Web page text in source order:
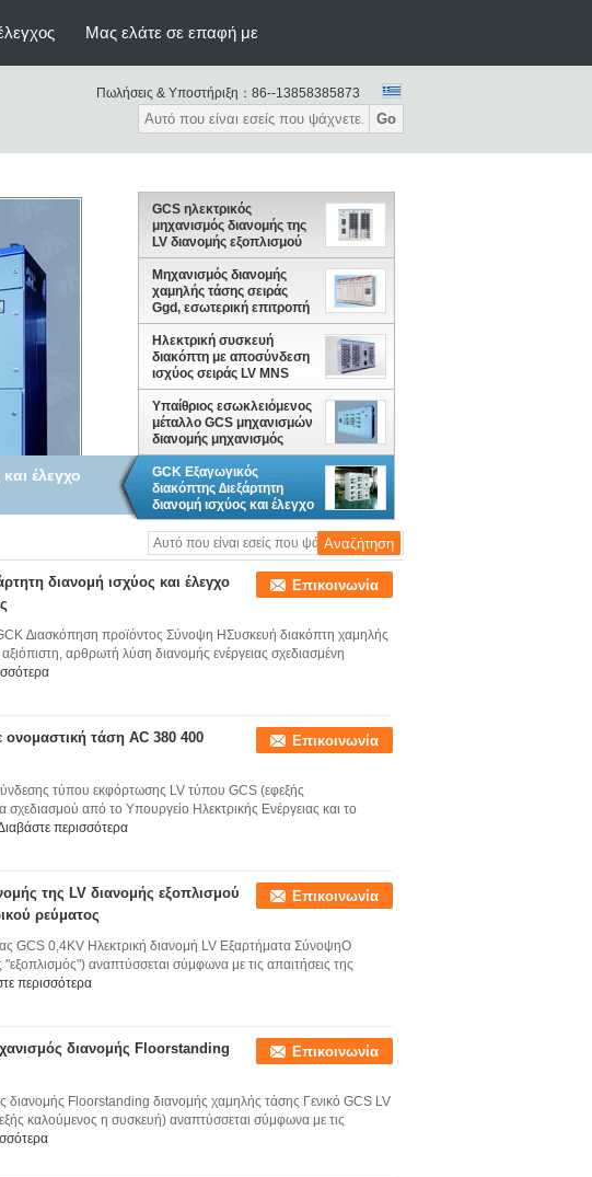
Μας ελάτε σε επαφή με
Πωλήσεις & Υποστήριξη： 86--13858385873
Go
έλεγχο
GCS ηλεκτρικός
μηχανισμός διανομής της
LV διανομής εξοπλισμού
0.4KV σταθμών
παραγωγής ηλεκτρικού
ρεύματος
Μηχανισμός διανομής
χαμηλής τάσης σειράς
Ggd, εσωτερική επιτροπή
διανομής ισχύος
Ηλεκτρική συσκευή
διακόπτη με αποσύνδεση
ισχύος σειράς LV MNS
Υπαίθριος εσωκλειόμενος
μέταλλο GCS μηχανισμών
διανομής μηχανισμός
διανομής Drawout
χαμηλής τάσης
GCK Εξαγωγικός
διακόπτης ∆ιεξάρτητη
διανομή ισχύος και έλεγχο
κινητήρα για απαιτητικές
εφαρμογές
διανομή ισχύος και έλεγχο
Επικοινωνία
∆ιασκόπηση προϊόντος Σύνοψη ΗΣυσκευή διακόπτη χαμηλής
αξιόπιστη, αρθρωτή λύση διανομής ενέργειας σχεδιασμένη
τάση AC 380 400
Επικοινωνία
τύπου εκφόρτωσης LV τύπου GCS (εφεξής
από το Υπουργείο Ηλεκτρικής Ενέργειας και το
περισσότερα
της LV διανομής εξοπλισμού
ρεύματος
Επικοινωνία
GCS 0,4KV Ηλεκτρική διανομή LV Εξαρτήματα ΣύνοψηΟ
αναπτύσσεται σύμφωνα με τις απαιτήσεις της
περισσότερα
διανομής Floorstanding
Επικοινωνία
διανομής Floorstanding διανομής χαμηλής τάσης Γενικό GCS LV
καλούμενος η συσκευή) αναπτύσσεται σύμφωνα με τις